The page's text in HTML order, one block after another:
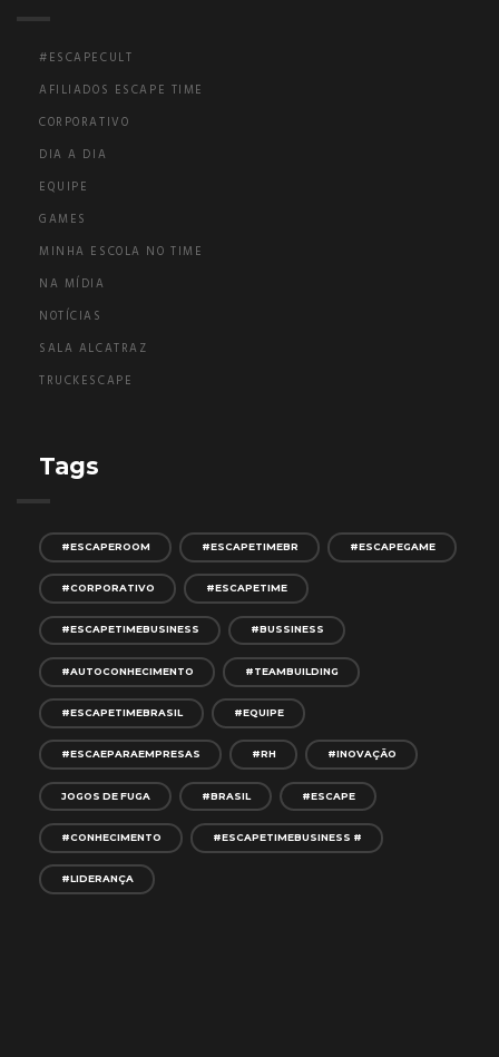
#ESCAPECULT
AFILIADOS ESCAPE TIME
CORPORATIVO
DIA A DIA
EQUIPE
GAMES
MINHA ESCOLA NO TIME
NA MÍDIA
NOTÍCIAS
SALA ALCATRAZ
TRUCKESCAPE
Tags
#ESCAPEROOM #ESCAPETIMEBR #ESCAPEGAME
#CORPORATIVO #ESCAPETIME
#ESCAPETIMEBUSINESS #BUSSINESS
#AUTOCONHECIMENTO #TEAMBUILDING
#ESCAPETIMEBRASIL #EQUIPE
#ESCAEPARAEMPRESAS #RH #INOVAÇÃO
JOGOS DE FUGA #BRASIL #ESCAPE
#CONHECIMENTO #ESCAPETIMEBUSINESS #
#LIDERANÇA